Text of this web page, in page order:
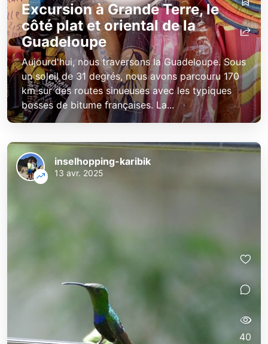
Excursion à Grande Terre, le
côté plat et oriental de la
Guadeloupe
Aujourd'hui, nous traversons la Guadeloupe. Sous
un soleil de 31 degrés, nous avons parcouru 170
km sur des routes sinueuses avec les typiques
bosses de bitume françaises. La...
inselhopping-karibik
13 avr. 2025
40